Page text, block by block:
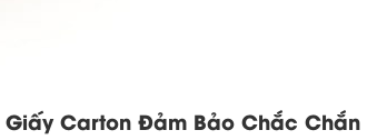
Giấy Carton Đảm Bảo Chắc Chắn